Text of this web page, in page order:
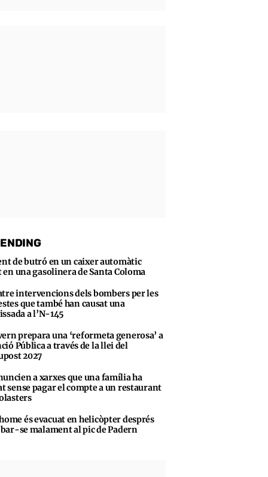
de butró en un caixer automàtic
en una gasolinera de Santa Coloma
intervencions dels bombers per les
que també han causat una
a l’N-145
prepara una ‘reformeta generosa’ a
Pública a través de la llei del
2027
a xarxes que una família ha
sense pagar el compte a un restaurant
és evacuat en helicòpter després
se malament al pic de Padern